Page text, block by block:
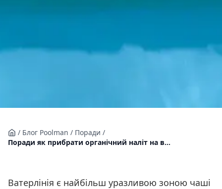
/ Блог Poolman / Поради /
Поради як прибрати органічний наліт на в...
Ватерлінія є найбільш уразливою зоною чаші